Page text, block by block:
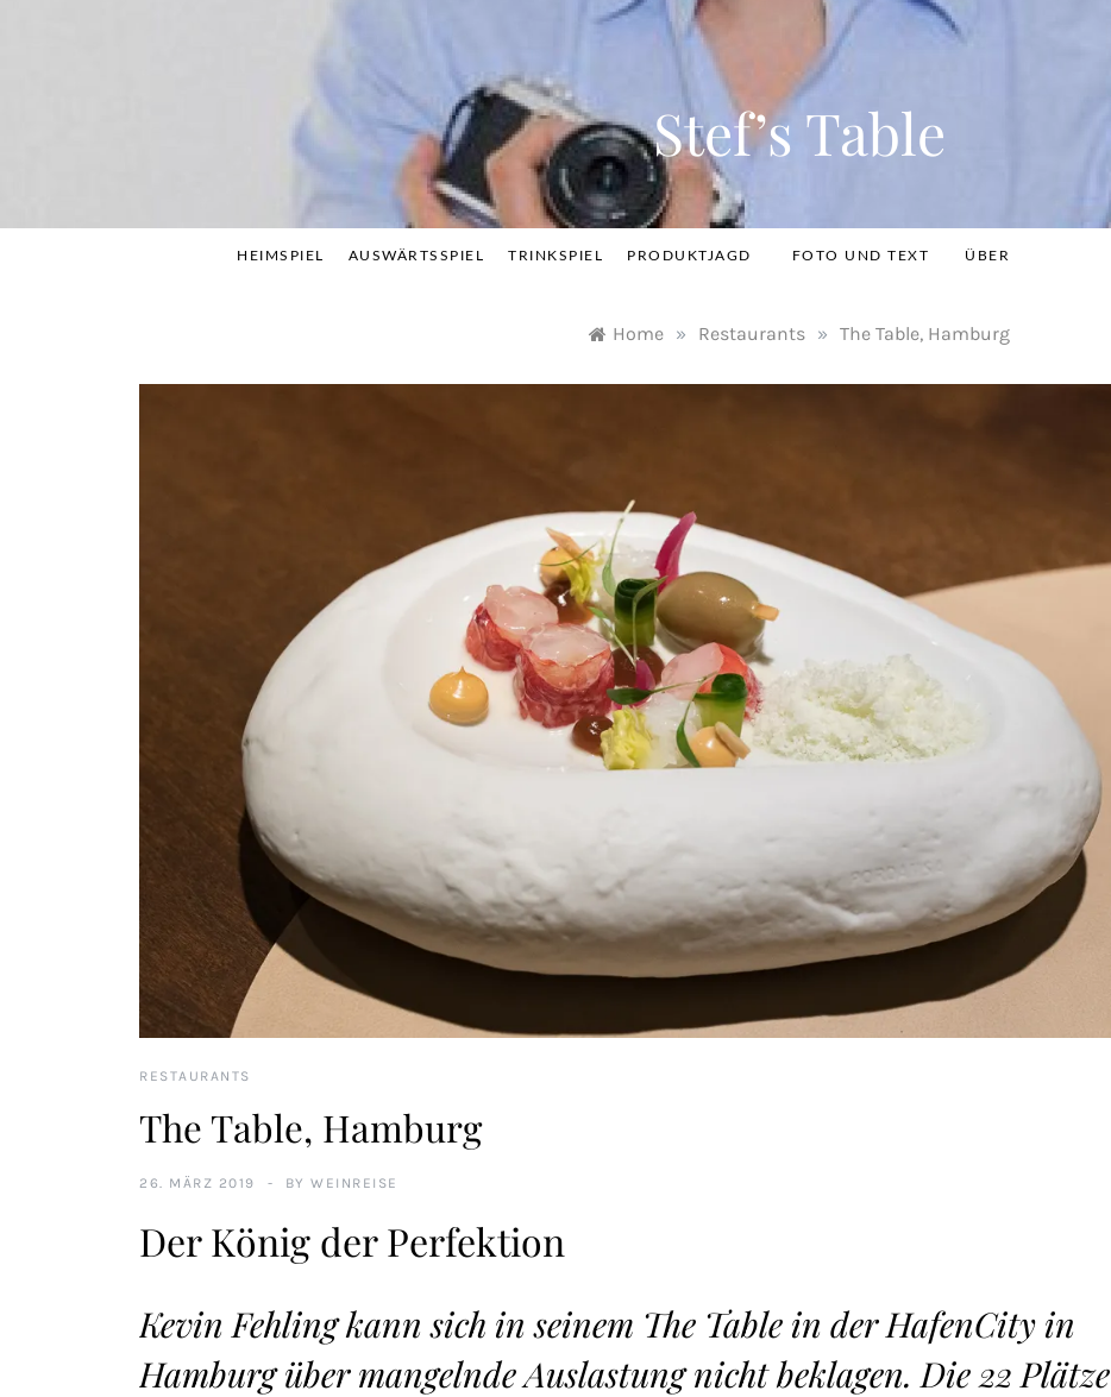
Stef’s Table
HEIMSPIEL AUSWÄRTSSPIEL TRINKSPIEL PRODUKTJAGD FOTO UND TEXT ÜBER
Home » Restaurants » The Table, Hamburg
RESTAURANTS
The Table, Hamburg
26. MÄRZ 2019 BY WEINREISE
Der König der Perfektion
Kevin Fehling kann sich in seinem The Table in der HafenCity in
Hamburg über mangelnde Auslastung nicht beklagen. Die 22 Plätze